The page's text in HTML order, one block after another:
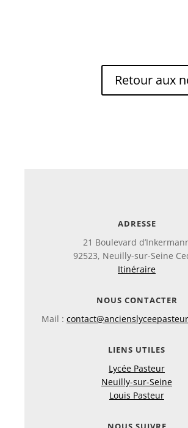
Retour aux
ADRESSE
21 Boulevard
92523, Neuilly-sur-Seine
Itinéraire
NOUS CONTACTER
Mail :
LIENS UTILES
Lycée Pasteur
Neuilly-sur-Seine
Louis Pasteur